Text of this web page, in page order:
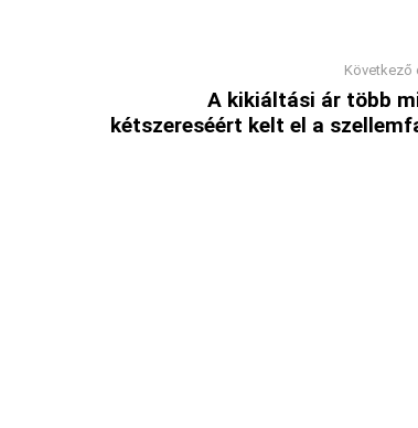
Következő
A kikiáltási ár több
kétszereséért kelt el a